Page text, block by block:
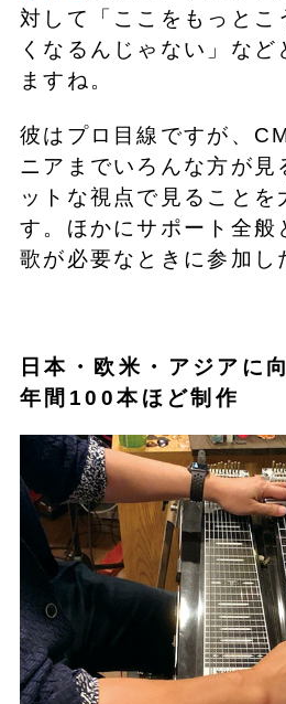
対して「ここをもっとこ
くなるんじゃない」など
ますね。
彼はプロ目線ですが、
ニアまでいろんな方が見
ットな視点で見ることを
す。ほかにサポート全般
歌が必要なときに参加し
日本・欧米・アジアに
年間100本ほど制作